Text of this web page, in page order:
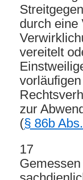
durch eine
vereitelt
zur
(§ 86b
17